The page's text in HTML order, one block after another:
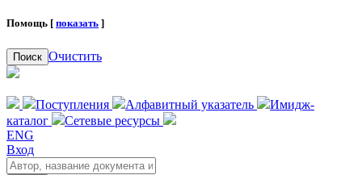
Помощь [ показать ]
Поиск Очистить
Поступления Алфавитный указатель
Имидж-
каталог
Сетевые ресурсы
ENG
Вход